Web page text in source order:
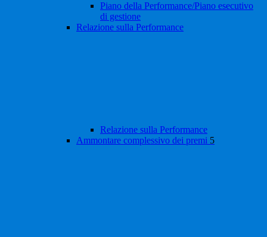
Piano della Performance/Piano esecutivo
di gestione
Relazione sulla Performance
Relazione sulla Performance
Ammontare complessivo dei premi 5